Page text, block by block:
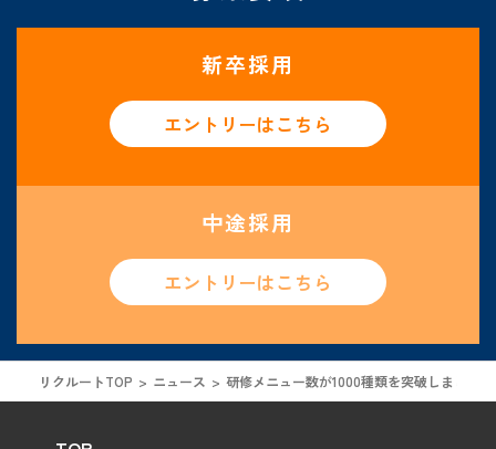
新卒採用
エントリーはこちら
中途採用
エントリーはこちら
リクルートTOP ニュース 研修メニュー数が1000種類を突破しました！